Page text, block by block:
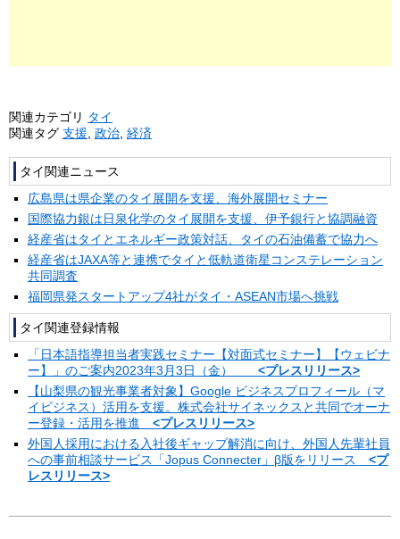
関連カテゴリ タイ
関連タグ 支援 政治 経済
タイ関連ニュース
広島県は県企業のタイ展開を支援、海外展開セミナー
国際協力銀は日泉化学のタイ展開を支援、伊予銀行と協調融資
経産省はタイとエネルギー政策対話、タイの石油備蓄で協力へ
経産省はJAXA等と連携でタイと低軌道衛星コンステレーション
共同調査
福岡県発スタートアップ4社がタイ・ASEAN市場へ挑戦
タイ関連登録情報
「日本語指導担当者実践セミナー【対面式セミナー】【ウェビナ
ー】」のご案内2023年3月3日（金） <プレスリリース>
【山梨県の観光事業者対象】Google ビジネスプロフィール（マ
イビジネス）活用を支援。株式会社サイネックスと共同でオーナ
ー登録・活用を推進 <プレスリリース>
外国人採用における入社後ギャップ解消に向け、外国人先輩社員
への事前相談サービス「Jopus Connecter」β版をリリース <プ
レスリリース>